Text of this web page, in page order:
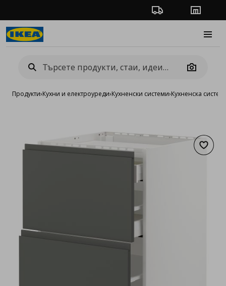
Проследяване на
Camera
Продукти›Кухни и електроуреди›Кухненски системи›Кухненска